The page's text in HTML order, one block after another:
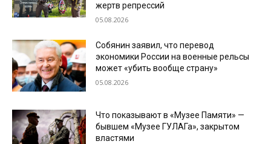
жертв репрессий
05.08.2026
Собянин заявил, что перевод
экономики России на военные рельсы
может «убить вообще страну»
05.08.2026
Что показывают в «Музее Памяти» —
бывшем «Музее ГУЛАГа», закрытом
властями